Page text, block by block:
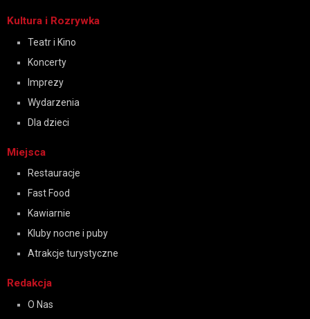
Kultura i Rozrywka
Teatr i Kino
Koncerty
Imprezy
Wydarzenia
Dla dzieci
Miejsca
Restauracje
Fast Food
Kawiarnie
Kluby nocne i puby
Atrakcje turystyczne
Redakcja
O Nas